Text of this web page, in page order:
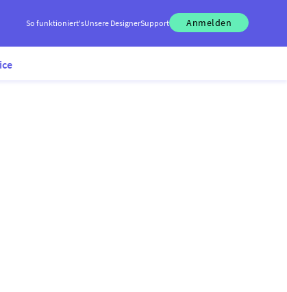
So funktioniert'sUnsere DesignerSupport Anmelden